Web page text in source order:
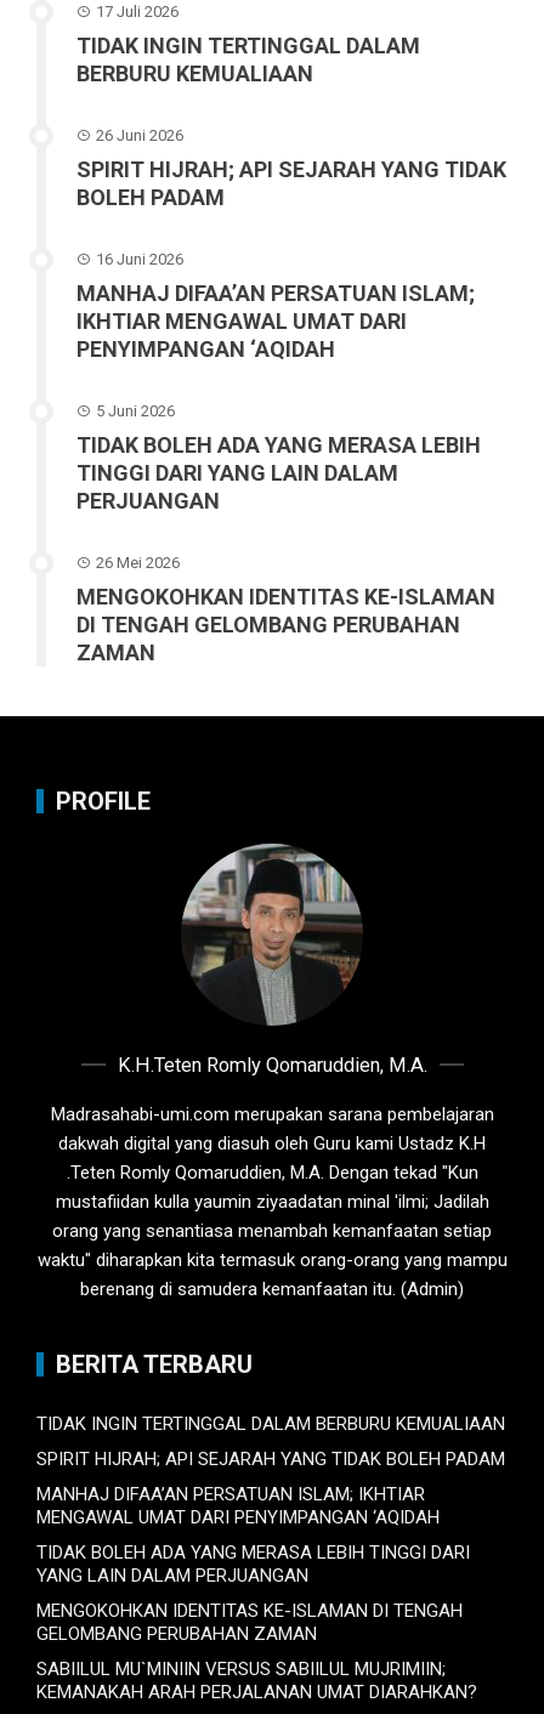
17 Juli 2026
TIDAK INGIN TERTINGGAL DALAM
BERBURU KEMUALIAAN
26 Juni 2026
SPIRIT HIJRAH; API SEJARAH YANG TIDAK
BOLEH PADAM
16 Juni 2026
MANHAJ DIFAA’AN PERSATUAN ISLAM;
IKHTIAR MENGAWAL UMAT DARI
PENYIMPANGAN ‘AQIDAH
5 Juni 2026
TIDAK BOLEH ADA YANG MERASA LEBIH
TINGGI DARI YANG LAIN DALAM
PERJUANGAN
26 Mei 2026
MENGOKOHKAN IDENTITAS KE-ISLAMAN
DI TENGAH GELOMBANG PERUBAHAN
ZAMAN
PROFILE
K.H.Teten Romly Qomaruddien, M.A.
Madrasahabi-umi.com merupakan sarana pembelajaran
dakwah digital yang diasuh oleh Guru kami Ustadz K.H
.Teten Romly Qomaruddien, M.A. Dengan tekad "Kun
mustafiidan kulla yaumin ziyaadatan minal 'ilmi; Jadilah
orang yang senantiasa menambah kemanfaatan setiap
waktu" diharapkan kita termasuk orang-orang yang mampu
berenang di samudera kemanfaatan itu. (Admin)
BERITA TERBARU
TIDAK INGIN TERTINGGAL DALAM BERBURU KEMUALIAAN
SPIRIT HIJRAH; API SEJARAH YANG TIDAK BOLEH PADAM
MANHAJ DIFAA’AN PERSATUAN ISLAM; IKHTIAR
MENGAWAL UMAT DARI PENYIMPANGAN ‘AQIDAH
TIDAK BOLEH ADA YANG MERASA LEBIH TINGGI DARI
YANG LAIN DALAM PERJUANGAN
MENGOKOHKAN IDENTITAS KE-ISLAMAN DI TENGAH
GELOMBANG PERUBAHAN ZAMAN
SABIILUL MU`MINIIN VERSUS SABIILUL MUJRIMIIN;
KEMANAKAH ARAH PERJALANAN UMAT DIARAHKAN?